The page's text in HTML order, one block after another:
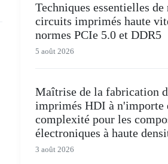
Techniques essentielles de
circuits imprimés haute
normes PCIe 5.0 et DDR5
5 août 2026
Maîtrise de la fabrication
imprimés HDI à n'importe
complexité pour les
électroniques à haute
3 août 2026